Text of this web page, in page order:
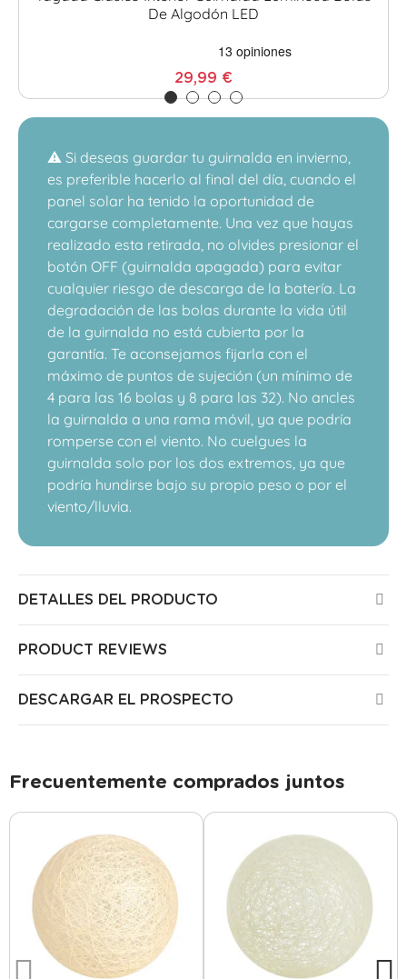
De Algodón LED
29,99 €
⚠️ Si deseas guardar tu guirnalda en invierno,
es preferible hacerlo al final del día, cuando el
panel solar ha tenido la oportunidad de
cargarse completamente. Una vez que hayas
realizado esta retirada, no olvides presionar el
botón OFF (guirnalda apagada) para evitar
cualquier riesgo de descarga de la batería. La
degradación de las bolas durante la vida útil
de la guirnalda no está cubierta por la
garantía. Te aconsejamos fijarla con el
máximo de puntos de sujeción (un mínimo de
4 para las 16 bolas y 8 para las 32). No ancles
la guirnalda a una rama móvil, ya que podría
romperse con el viento. No cuelgues la
guirnalda solo por los dos extremos, ya que
podría hundirse bajo su propio peso o por el
viento/lluvia.
DETALLES DEL PRODUCTO
PRODUCT REVIEWS
DESCARGAR EL PROSPECTO
Frecuentemente comprados juntos